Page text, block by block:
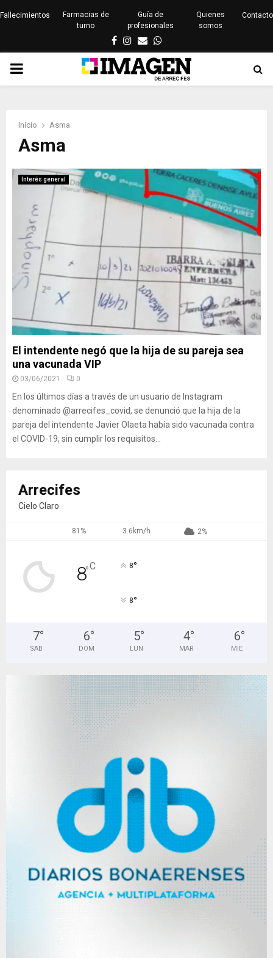
Fallecimientos
Farmacias de
turno
Guía de
profesionales
Quienes
somos
Contacto
Facebook
Instagram
EmailWhatsapp
PRIMARY
Inicio Asma
Asma
Interés general
El intendente negó que la hija de su pareja sea
una vacunada VIP
03/06/2021 0
En los últimos días a través de un usuario de Instagram
denominado @arrecifes_covid, se denunció que la hija de la
pareja del intendente Javier Olaeta había sido vacunada contra
el COVID-19, sin cumplir los requisitos...
Arrecifes
Cielo Claro
81% 3.6km/h 2%
8°C 8°
8°
7°
SAB
6°
DOM
5°
LUN
4°
MAR
6°
MIE